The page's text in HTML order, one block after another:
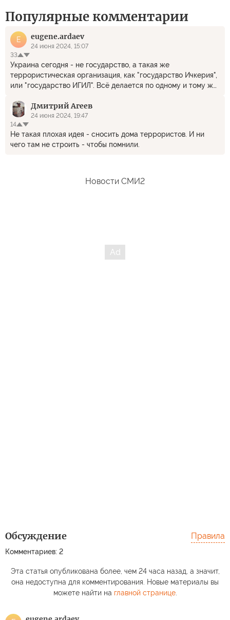
Популярные комментарии
E eugene.ardaev
24 июня 2024, 15:07
33
Украина сегодня - не государство, а такая же
террористическая организация, как "государство Ичкерия",
или "государство ИГИЛ". Всё делается по одному и тому же
или сажают в тюрьму православных священников и
терроризируют собственный народ. Везде рулят те же
американские деньги и спецслужбы. Именно поэтому
"государство Украина" должно быть и будет уничтожено
так же, как "государство Ичкерия".
Дмитрий Агеев
24 июня 2024, 19:47
14
Не такая плохая идея - сносить дома террористов. И ни
чего там не строить - чтобы помнили.
Новости СМИ2
Обсуждение
Комментариев: 2
Правила
Эта статья опубликована более, чем 24 часа назад, а значит,
она недоступна для комментирования. Новые материалы вы
можете найти на главной странице.